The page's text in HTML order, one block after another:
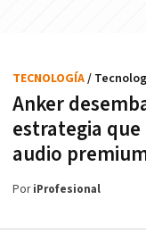
Anker
estrategia
audio
TECNOLOGÍA/
PoriProfesional